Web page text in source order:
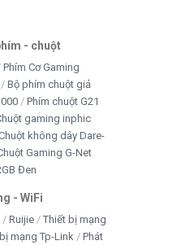
- chuột
Phím Cơ Gaming
Bộ phím chuột giả
Phím chuột G21
gaming inphic
không dây Dare-
Gaming G-Net
Đen
- WiFi
Ruijie
Thiết bị mạng
mạng Tp-Link
Phát